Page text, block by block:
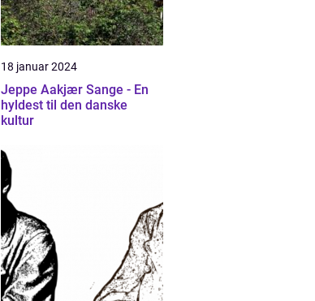
18 januar 2024
Jeppe Aakjær Sange - En
hyldest til den danske
kultur